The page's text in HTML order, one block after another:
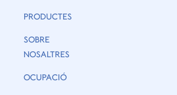
PRODUCTES
SOBRE
NOSALTRES
OCUPACIÓ